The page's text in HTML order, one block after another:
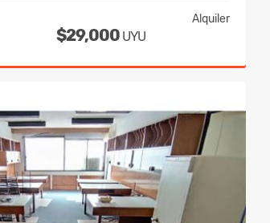
Alquiler
$29,000 UYU